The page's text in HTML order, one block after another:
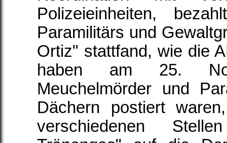
Polizeieinheiten,
Paramilitärs und
Ortiz" stattfand, wie die
haben am 25.
Meuchelmörder und
Dächern postiert
verschiedenen